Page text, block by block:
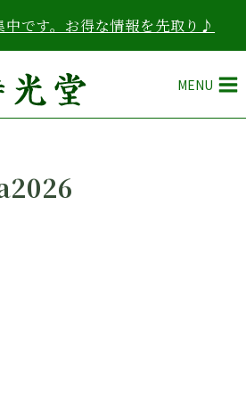
です。お得な情報を先取り♪
MENU